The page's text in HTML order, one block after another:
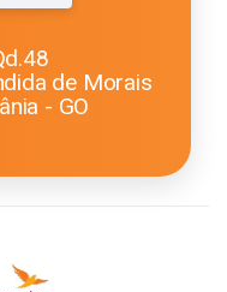
de Morais
- GO